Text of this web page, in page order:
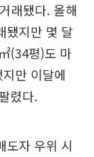
래됐다. 올해
됐지만 몇 달
(34평)도 마
만 이달에
렸다.
도자 우위 시